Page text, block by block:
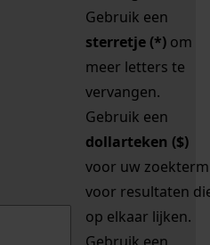
Gebruik een
sterretje (*) om
meer letters te
vervangen.
Gebruik een
dollarteken ($)
voor uw zoekterm
voor resultaten
op elkaar lijken.